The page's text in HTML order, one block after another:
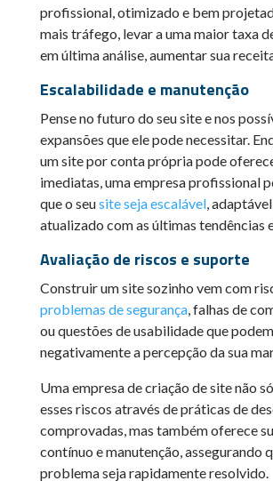
profissional, otimizado e bem
mais tráfego, levar a uma maior taxa
em última análise, aumentar sua
Escalabilidade e manutenção
Pense no futuro do seu site e nos
expansões que ele pode necessitar.
um site por conta própria pode
imediatas, uma empresa profissional
que o seusite seja escalável,
atualizado com as últimas tendências
Avaliação de riscos e suporte
Construir um site sozinho vem com
problemas de segurança, falhas de
ou questões de usabilidade que
negativamente a percepção da sua
Uma empresa de criação de site não
esses riscos através de práticas de
comprovadas, mas também oferece
contínuo e manutenção, assegurando
problema seja rapidamente resolvido.